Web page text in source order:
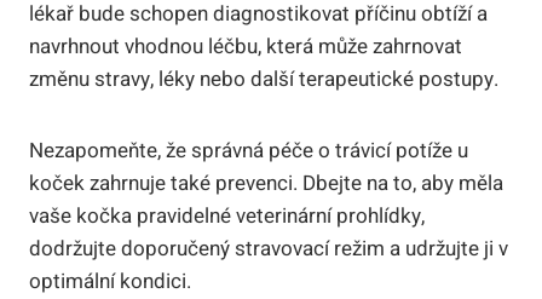
lékař ⁣bude schopen diagnostikovat ⁤příčinu⁢ obtíží⁣ a
navrhnout vhodnou léčbu, která⁤ může zahrnovat
změnu stravy, léky nebo další terapeutické postupy.
Nezapomeňte, že správná péče o trávicí potíže u
koček​ zahrnuje ⁢také⁢ prevenci. Dbejte na ⁢to, aby měla
vaše kočka pravidelné ‍veterinární‍ prohlídky,
‍dodržujte doporučený stravovací ⁤režim a udržujte ji v
optimální⁤ kondici.